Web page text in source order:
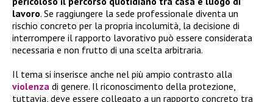
lavoro. Se raggiungere la sede professionale diventa un
rischio concreto per la propria incolumità, la decisione di
interrompere il rapporto lavorativo può essere considerata
necessaria e non frutto di una scelta arbitraria.
Il tema si inserisce anche nel più ampio contrasto alla
violenza di genere. Il riconoscimento della protezione,
tuttavia, deve essere collegato a un rapporto concreto tra